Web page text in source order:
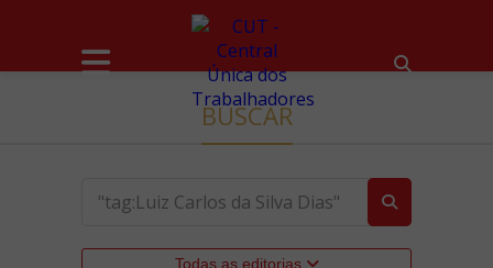
BUSCAR
Todas as editorias